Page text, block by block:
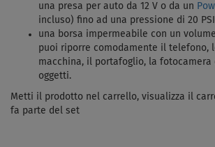
una presa per auto da 12 V o da un
incluso) fino ad una pressione di 20
una borsa impermeabile con un
puoi riporre comodamente il telefono,
macchina, il portafoglio, la
oggetti.
Metti il ​​prodotto nel carrello, visualizza il
fa parte del set